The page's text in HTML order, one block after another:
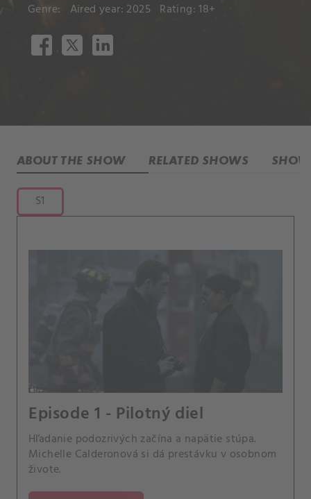
Genre: Aired year: 2025 Rating: 18+
ABOUT THE SHOW RELATED SHOWS
S1
Episode 1 - Pilotný diel
Hľadanie podozrivých začína a napätie stúpa.
Michelle Calderonová si dá prestávku v osobnom
živote.